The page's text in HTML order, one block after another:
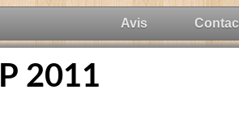
Avis
2011